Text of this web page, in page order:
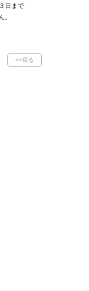
日まで
<<戻る